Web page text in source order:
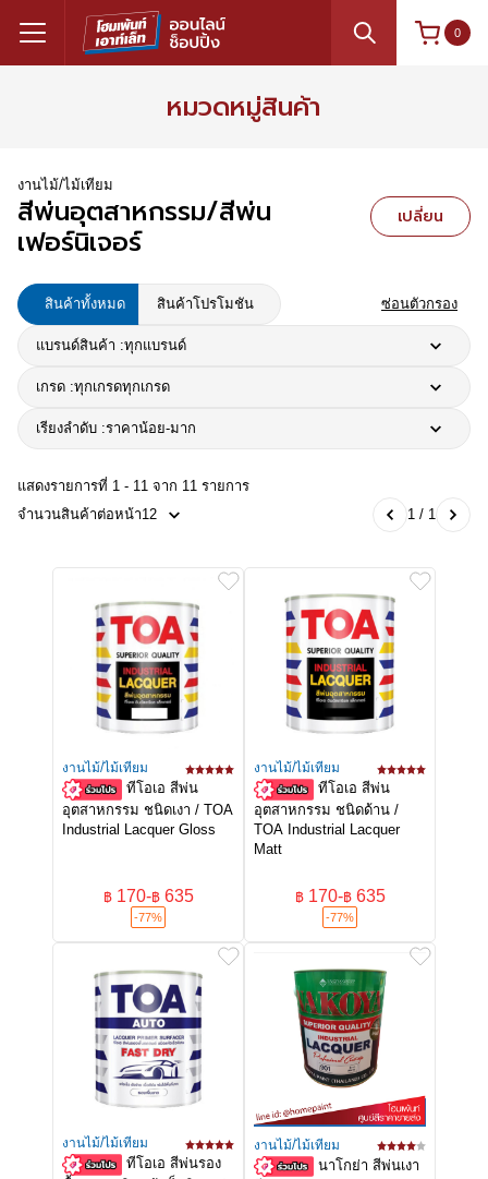
0
หมวดหมู่สินค้า
งานไม้/ไม้เทียม
สีพ่นอุตสาหกรรม/สีพ่น
เฟอร์นิเจอร์
เปลี่ยน
สินค้าทั้งหมด สินค้าโปรโมชัน ซ่อนตัวกรอง
แบรนด์สินค้า :ทุกแบรนด์
เกรด :ทุกเกรดทุกเกรด
เรียงลำดับ :ราคาน้อย-มาก
แสดงรายการที่ 1 - 11 จาก 11 รายการ
จำนวนสินค้าต่อหน้า12 1 / 1
งานไม้/ไม้เทียม
ทีโอเอ สีพ่น
อุตสาหกรรม ชนิดเงา / TOA
Industrial Lacquer Gloss
฿ 170-฿ 635
-77%
งานไม้/ไม้เทียม
ทีโอเอ สีพ่น
อุตสาหกรรม ชนิดด้าน /
TOA Industrial Lacquer
Matt
฿ 170-฿ 635
-77%
งานไม้/ไม้เทียม
ทีโอเอ สีพ่นรอง
งานไม้/ไม้เทียม
นาโกย่า สีพ่นเงา